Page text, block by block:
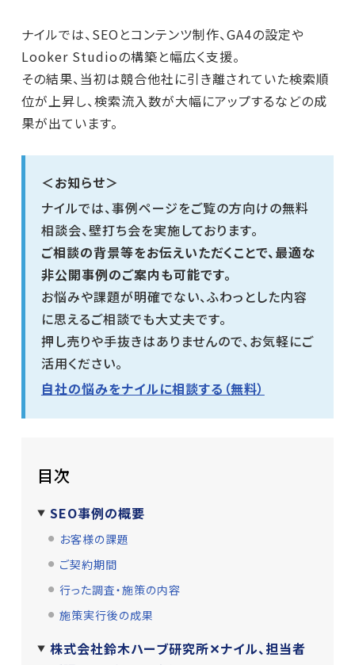
ナイルでは、SEOとコンテンツ制作、GA4の設定や
Looker Studioの構築と幅広く支援。
その結果、当初は競合他社に引き離されていた検索順
位が上昇し、検索流入数が大幅にアップするなどの成
果が出ています。
＜お知らせ＞
ナイルでは、事例ページをご覧の方向けの無料
相談会、壁打ち会を実施しております。
ご相談の背景等をお伝えいただくことで、最適な
非公開事例のご案内も可能です。
お悩みや課題が明確でない、ふわっとした内容
に思えるご相談でも大丈夫です。
押し売りや手抜きはありませんので、お気軽にご
活用ください。
自社の悩みをナイルに相談する（無料）
目次
SEO事例の概要
お客様の課題
ご契約期間
行った調査・施策の内容
施策実行後の成果
株式会社鈴木ハーブ研究所✕ナイル、担当者